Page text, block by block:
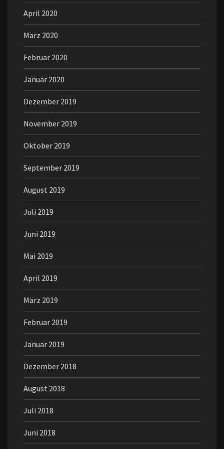
April 2020
März 2020
Februar 2020
Januar 2020
Dezember 2019
November 2019
Oktober 2019
September 2019
August 2019
Juli 2019
Juni 2019
Mai 2019
April 2019
März 2019
Februar 2019
Januar 2019
Dezember 2018
August 2018
Juli 2018
Juni 2018